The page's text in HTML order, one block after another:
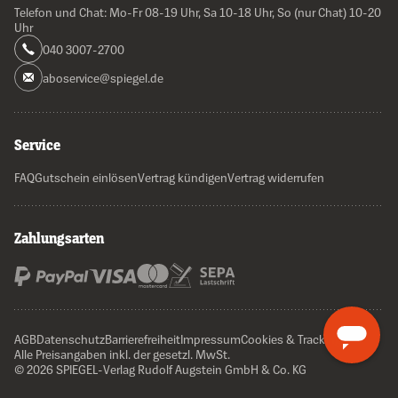
Telefon und Chat: Mo-Fr 08-19 Uhr, Sa 10-18 Uhr, So (nur Chat) 10-20
Uhr
040 3007-2700
aboservice@spiegel.de
Service
FAQGutschein einlösenVertrag kündigenVertrag widerrufen
Zahlungsarten
AGBDatenschutzBarrierefreiheitImpressumCookies & Tracking
Alle Preisangaben inkl. der gesetzl. MwSt.
© 2026 SPIEGEL-Verlag Rudolf Augstein GmbH & Co. KG